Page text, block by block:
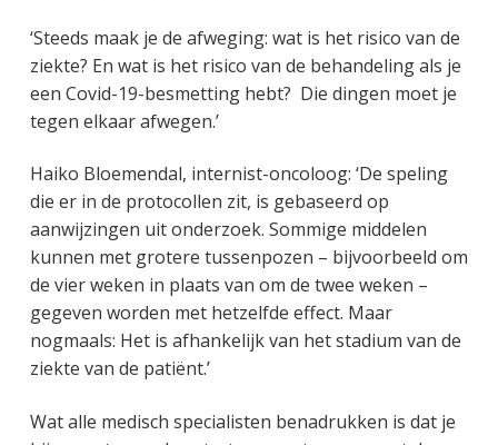
‘Steeds maak je de afweging: wat is het risico van de
ziekte? En wat is het risico van de behandeling als je
een Covid-19-besmetting hebt? Die dingen moet je
tegen elkaar afwegen.’
Haiko Bloemendal, internist-oncoloog: ‘De speling
die er in de protocollen zit, is gebaseerd op
aanwijzingen uit onderzoek. Sommige middelen
kunnen met grotere tussenpozen – bijvoorbeeld om
de vier weken in plaats van om de twee weken –
gegeven worden met hetzelfde effect. Maar
nogmaals: Het is afhankelijk van het stadium van de
ziekte van de patiënt.’
Wat alle medisch specialisten benadrukken is dat je